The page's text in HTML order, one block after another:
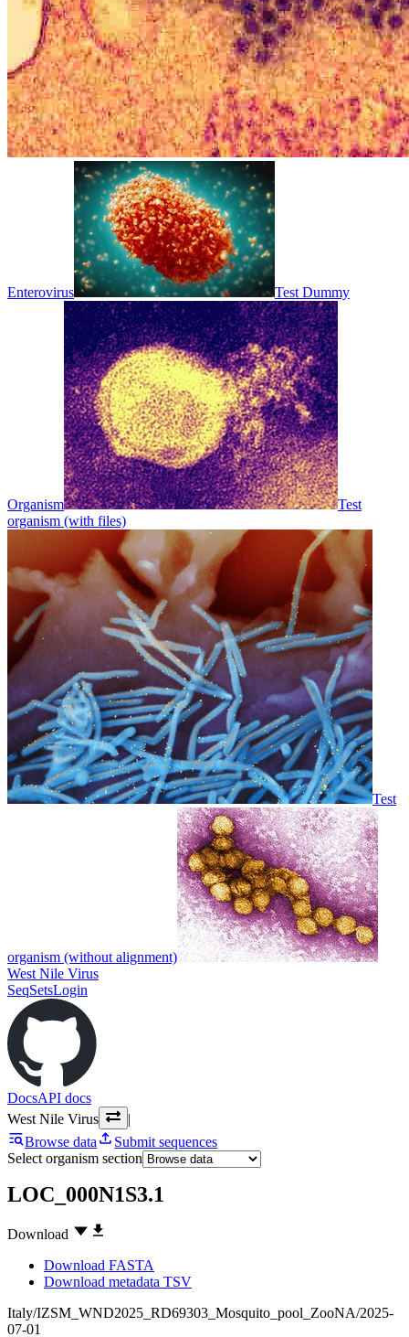
Enterovirus Test Dummy
Organism
Test
organism (with files)
Test
organism (without alignment)
West Nile Virus
SeqSetsLogin
DocsAPI docs
West Nile Virus
|
Browse data
Submit sequences
Select organism section
LOC_000N1S3.1
Download
Download FASTA
Download metadata TSV
Italy/IZSM_WND2025_RD69303_Mosquito_pool_ZooNA/2025-
07-01